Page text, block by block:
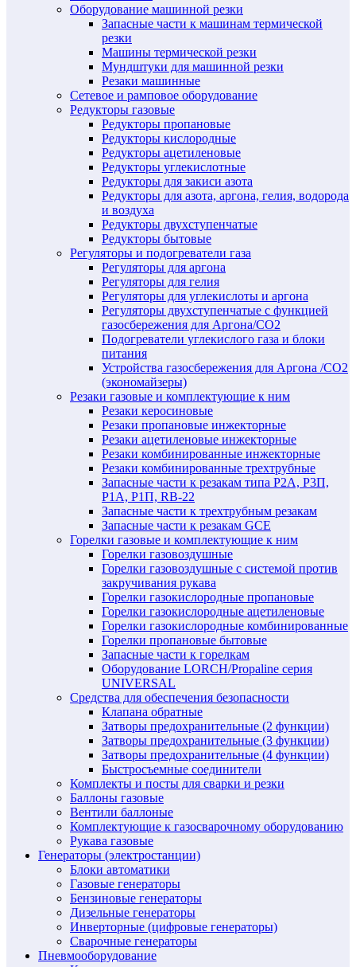
Оборудование машинной резки
Запасные части к машинам термической
резки
Машины термической резки
Мундштуки для машинной резки
Резаки машинные
Сетевое и рамповое оборудование
Редукторы газовые
Редукторы пропановые
Редукторы кислородные
Редукторы ацетиленовые
Редукторы углекислотные
Редукторы для закиси азота
Редукторы для азота, аргона, гелия, водорода
и воздуха
Редукторы двухступенчатые
Редукторы бытовые
Регуляторы и подогреватели газа
Регуляторы для аргона
Регуляторы для гелия
Регуляторы для углекислоты и аргона
Регуляторы двухступенчатые c функцией
газосбережения для Аргона/СО2
Подогреватели углекислого газа и блоки
питания
Устройства газосбережения для Аргона /СО2
(экономайзеры)
Резаки газовые и комплектующие к ним
Резаки керосиновые
Резаки пропановые инжекторные
Резаки ацетиленовые инжекторные
Резаки комбинированные инжекторные
Резаки комбинированные трехтрубные
Запасные части к резакам типа Р2А, Р3П,
Р1А, Р1П, RB-22
Запасные части к трехтрубным резакам
Запасные части к резакам GCE
Горелки газовые и комплектующие к ним
Горелки газовоздушные
Горелки газовоздушные с системой против
закручивания рукава
Горелки газокислородные пропановые
Горелки газокислородные ацетиленовые
Горелки газокислородные комбинированные
Горелки пропановые бытовые
Запасные части к горелкам
Оборудование LORCH/Propaline серия
UNIVERSAL
Средства для обеспечения безопасности
Клапана обратные
Затворы предохранительные (2 функции)
Затворы предохранительные (3 функции)
Затворы предохранительные (4 функции)
Быстросъемные соединители
Комплекты и посты для сварки и резки
Баллоны газовые
Вентили баллоные
Комплектующие к газосварочному оборудованию
Рукава газовые
Генераторы (электростанции)
Блоки автоматики
Газовые генераторы
Бензиновые генераторы
Дизельные генераторы
Инверторные (цифровые генераторы)
Сварочные генераторы
Пневмооборудование